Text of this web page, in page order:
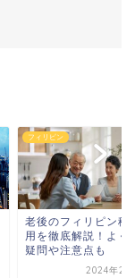
フィリピン
フィリピンへの教育
がおすすめな理由｜
したいポイントも解
2024年7